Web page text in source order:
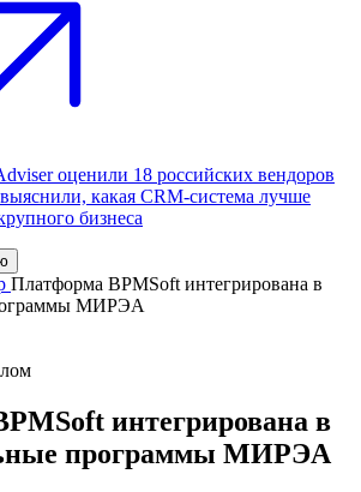
оценили 18 российских вендоров
какая CRM-система лучше
бизнеса
Платформа BPMSoft интегрирована в
МИРЭА
интегрирована в
программы МИРЭА